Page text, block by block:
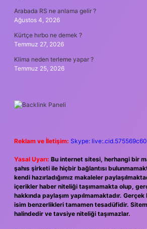
Arabada RS ne anlama gelir ?
Ağustos 4, 2026
Kürtçe hırbo ne demek ?
Temmuz 27, 2026
Klima neden terleme yapar ?
Temmuz 25, 2026
Reklam ve İletişim: Skype:
Yasal Uyarı: Bu internet sitesi, herhangi bir
şahıs şirketi ile hiçbir bağlantısı
kendi hazırladığımız makaleler
içerikler haber niteliği taşımamakta olup,
hakkında paylaşım yapılmamaktadır.
isim benzerlikleri tamamen tesadüfidir.
halindedir ve tavsiye niteliği taşımazlar.